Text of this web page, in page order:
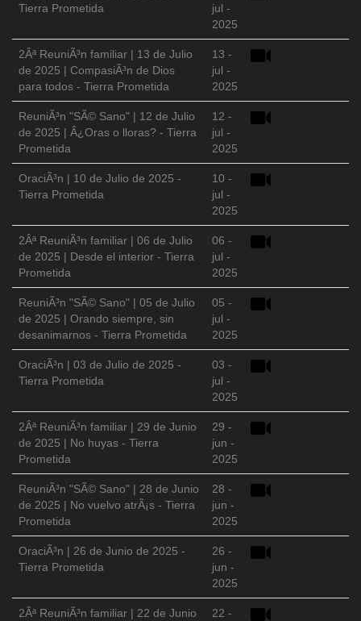
Tierra Prometida
jul -
2025
2Âª ReuniÃ³n familiar | 13 de Julio
de 2025 | CompasiÃ³n de Dios
para todos - Tierra Prometida
13 -
jul -
2025
ReuniÃ³n "SÃ© Sano" | 12 de Julio
de 2025 | Â¿Oras o lloras? - Tierra
Prometida
12 -
jul -
2025
OraciÃ³n | 10 de Julio de 2025 -
Tierra Prometida
10 -
jul -
2025
2Âª ReuniÃ³n familiar | 06 de Julio
de 2025 | Desde el interior - Tierra
Prometida
06 -
jul -
2025
ReuniÃ³n "SÃ© Sano" | 05 de Julio
de 2025 | Orando siempre, sin
desanimarnos - Tierra Prometida
05 -
jul -
2025
OraciÃ³n | 03 de Julio de 2025 -
Tierra Prometida
03 -
jul -
2025
2Âª ReuniÃ³n familiar | 29 de Junio
de 2025 | No huyas - Tierra
Prometida
29 -
jun -
2025
ReuniÃ³n "SÃ© Sano" | 28 de Junio
de 2025 | No vuelvo atrÃ¡s - Tierra
Prometida
28 -
jun -
2025
OraciÃ³n | 26 de Junio de 2025 -
Tierra Prometida
26 -
jun -
2025
2Âª ReuniÃ³n familiar | 22 de Junio 22 -